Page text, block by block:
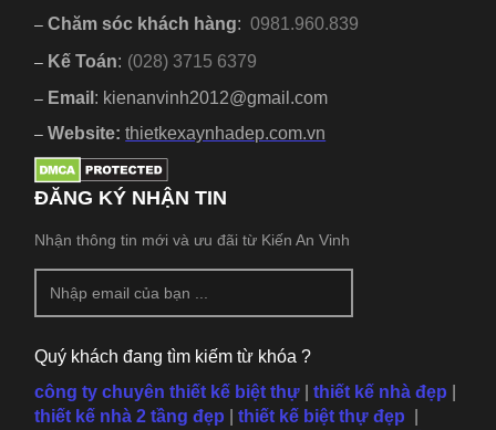
– Chăm sóc khách hàng: 0981.960.839
– Kế Toán: (028) 3715 6379
– Email : kienanvinh2012@gmail.com
– Website:thietkexaynhadep.com.vn
ĐĂNG KÝ NHẬN TIN
Nhận thông tin mới và ưu đãi từ Kiến An Vinh
Quý khách đang tìm kiếm từ khóa ?
công ty chuyên thiết kế biệt thự |thiết kế nhà đẹp
thiết kế nhà 2 tầng đẹp
thiết kế biệt thự đẹp